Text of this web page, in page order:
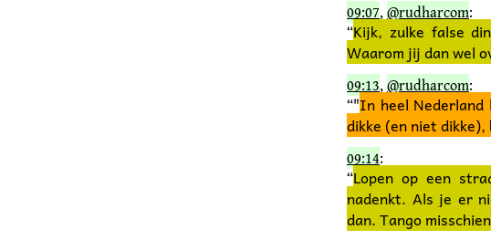
09:07,@rudharcom:
“Kijk, zulke false
Waarom jij dan wel
09:13,@rudharcom:
“"In heel Nederland
dikke (en niet
09:14:
“Lopen op een
nadenkt. Als je er
dan. Tango